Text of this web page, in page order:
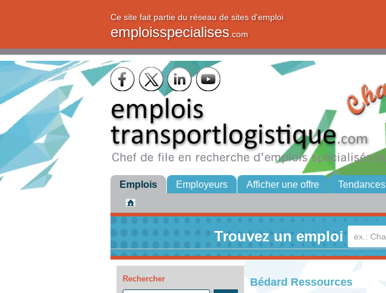
Ce site fait partie du réseau de sites d'emploi
emploisspecialises.com
Emplois Employeurs Afficher une offre Tendances
Trouvez un emploi
Rechercher Bédard Ressources